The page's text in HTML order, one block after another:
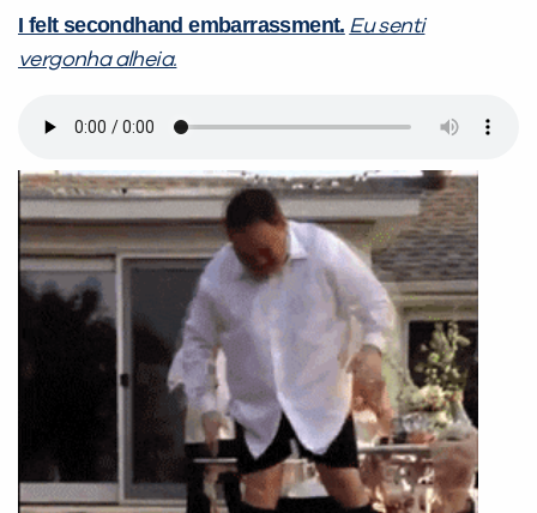
I felt secondhand embarrassment. Eu senti
vergonha alheia.